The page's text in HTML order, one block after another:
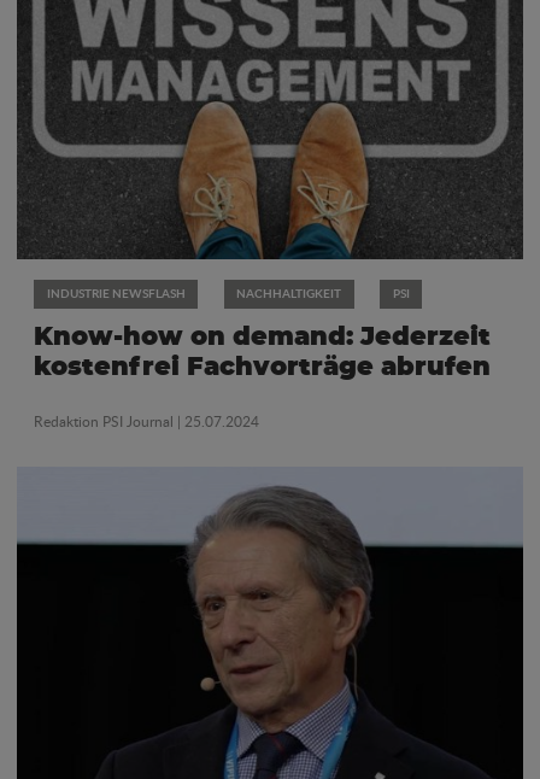
INDUSTRIE NEWSFLASH NACHHALTIGKEIT PSI
Know-how on demand: Jederzeit
kostenfrei Fachvorträge abrufen
Redaktion PSI Journal | 25.07.2024